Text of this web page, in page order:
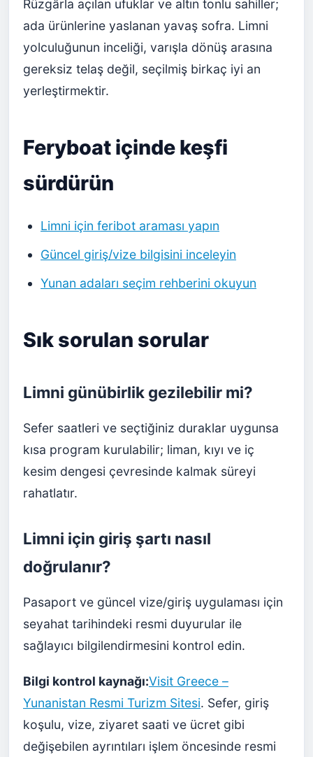
Rüzgârla açılan ufuklar ve altın tonlu sahiller;
ada ürünlerine yaslanan yavaş sofra. Limni
yolculuğunun inceliği, varışla dönüş arasına
gereksiz telaş değil, seçilmiş birkaç iyi an
yerleştirmektir.
Feryboat içinde keşfi
sürdürün
Limni için feribot araması yapın
Güncel giriş/vize bilgisini inceleyin
Yunan adaları seçim rehberini okuyun
Sık sorulan sorular
Limni günübirlik gezilebilir mi?
Sefer saatleri ve seçtiğiniz duraklar uygunsa
kısa program kurulabilir; liman, kıyı ve iç
kesim dengesi çevresinde kalmak süreyi
rahatlatır.
Limni için giriş şartı nasıl
doğrulanır?
Pasaport ve güncel vize/giriş uygulaması için
seyahat tarihindeki resmi duyurular ile
sağlayıcı bilgilendirmesini kontrol edin.
Bilgi kontrol kaynağı:Visit Greece –
Yunanistan Resmi Turizm Sitesi. Sefer, giriş
koşulu, vize, ziyaret saati ve ücret gibi
değişebilen ayrıntıları işlem öncesinde resmi